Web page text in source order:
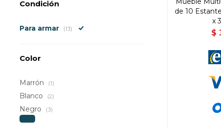
de 10
x
$
Condición
Para armar (13)
Color
Marrón (1)
Blanco (2)
Negro (3)